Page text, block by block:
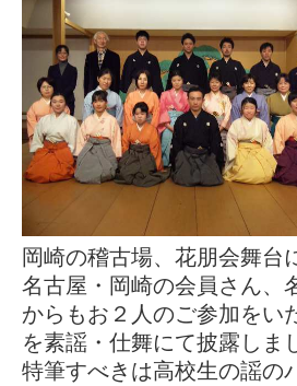
岡崎の稽古場、花朋会舞台
名古屋・岡崎の会員さん、
からもお２人のご参加をい
を素謡・仕舞にて披露しま
特筆すべきは高校生の謡の